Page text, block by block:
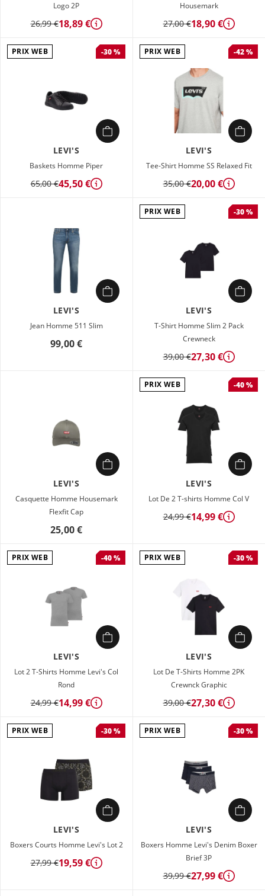
Logo 2P
26,99 €18,89 € Détails
Housemark
27,00 €18,90 € Détails
PRIX WEB -30 %
LEVI'S
Baskets Homme Piper
65,00 €45,50 € Détails
PRIX WEB -42 %
LEVI'S
Tee-Shirt Homme SS Relaxed Fit
35,00 €20,00 € Détails
LEVI'S
Jean Homme 511 Slim
99,00 €
PRIX WEB -30 %
LEVI'S
T-Shirt Homme Slim 2 Pack
Crewneck
39,00 €27,30 € Détails
LEVI'S
Casquette Homme Housemark
Flexfit Cap
25,00 €
PRIX WEB -40 %
LEVI'S
Lot De 2 T-shirts Homme Col V
24,99 €14,99 € Détails
PRIX WEB -40 %
LEVI'S
Lot 2 T-Shirts Homme Levi's Col
Rond
24,99 €14,99 € Détails
PRIX WEB -30 %
LEVI'S
Lot De T-Shirts Homme 2PK
Crewnck Graphic
39,00 €27,30 € Détails
PRIX WEB -30 %
LEVI'S
Boxers Courts Homme Levi's Lot 2
27,99 €19,59 € Détails
PRIX WEB -30 %
LEVI'S
Boxers Homme Levi's Denim Boxer
Brief 3P
39,99 €27,99 € Détails